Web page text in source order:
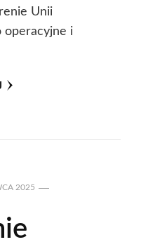
Unii
operacyjne i
2025